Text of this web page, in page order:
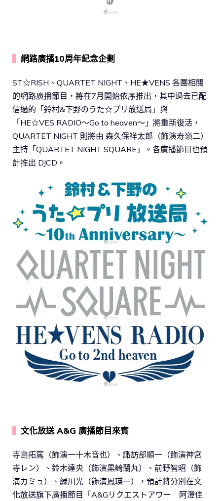
網路廣播10周年紀念企劃
ST☆RISH、QUARTET NIGHT、HE★VENS 各團相關
的網路廣播節目，將在7月開始依序推出，其中過去已配
信過的「鈴村&下野のうた☆プリ放送局」與
「HE☆VES RADIO～Go to heaven～」將重新復活，
QUARTET NIGHT 則將由 森久保祥太郎（飾演寿嶺二）
主持「QUARTET NIGHT SQUARE」。各廣播節目也預
計推出 DJCD。
文化放送 A&G 廣播節目來賓
寺島拓篤（飾演一十木音也）、諏訪部順一（飾演神宮
寺レン）、鈴木達央（飾演黒崎蘭丸）、前野智昭（飾
演カミュ）、緑川光（飾演鳳瑛一），預計將分別在文
化放送旗下廣播節目「A&Gリクエストアワー 阿澄佳